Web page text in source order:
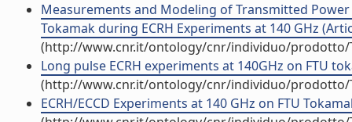
Measurements and Modeling of Transmitted
Tokamak during ECRH Experiments at 140 GHz
(http://www.cnr.it/ontology/cnr/individuo/prodotto/
Long pulse ECRH experiments at 140GHz on FTU
(http://www.cnr.it/ontology/cnr/individuo/prodotto/
ECRH/ECCD Experiments at 140 GHz on FTU